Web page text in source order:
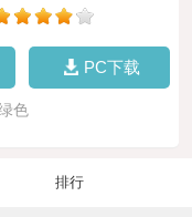
PC下载
色
排行